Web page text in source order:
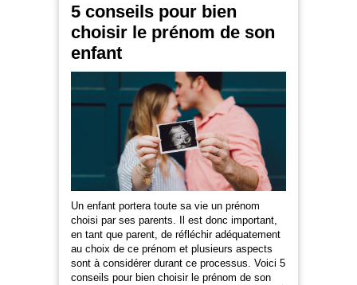
5 conseils pour bien
choisir le prénom de son
enfant
Un enfant portera toute sa vie un prénom
choisi par ses parents. Il est donc important,
en tant que parent, de réfléchir adéquatement
au choix de ce prénom et plusieurs aspects
sont à considérer durant ce processus. Voici 5
conseils pour bien choisir le prénom de son